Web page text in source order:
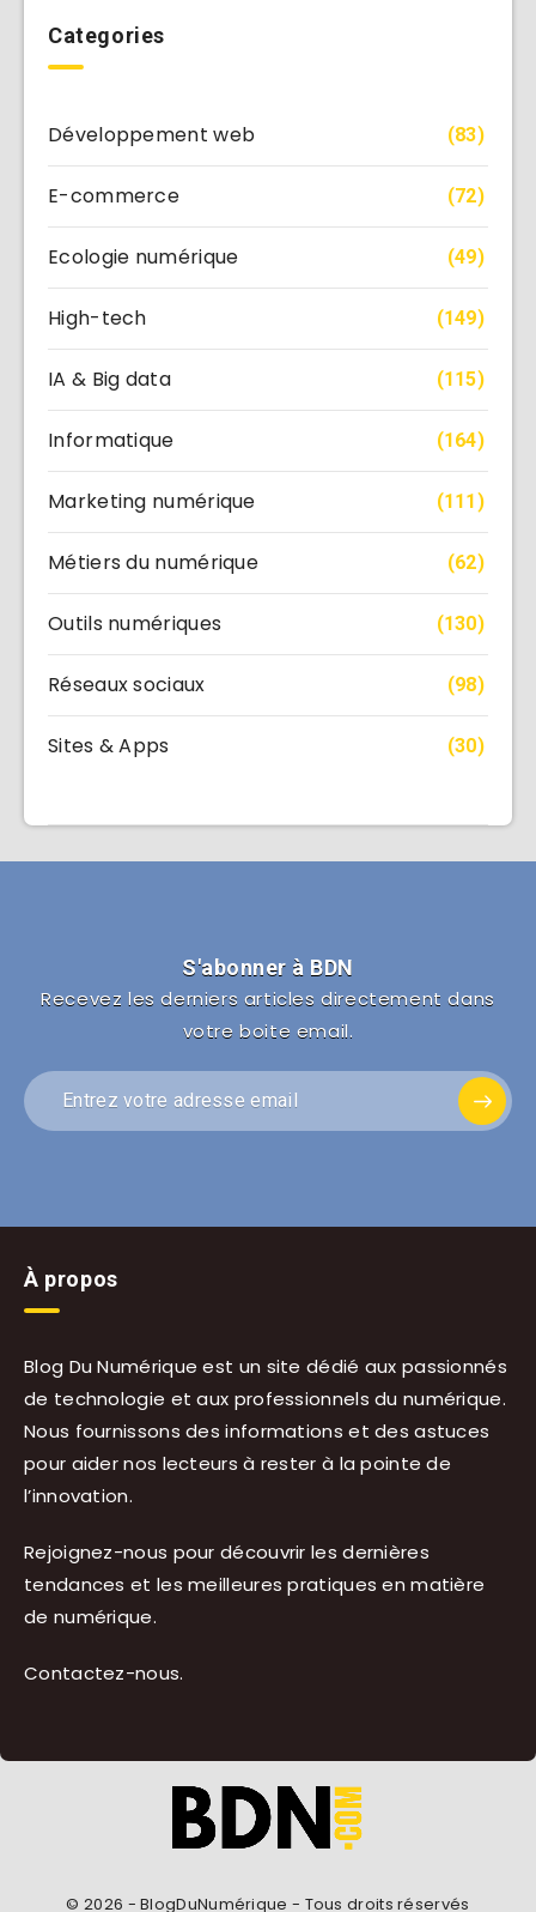
Categories
Développement web (83)
E-commerce (72)
Ecologie numérique (49)
High-tech (149)
IA & Big data (115)
Informatique (164)
Marketing numérique (111)
Métiers du numérique (62)
Outils numériques (130)
Réseaux sociaux (98)
Sites & Apps (30)
S'abonner à BDN
Recevez les derniers articles directement dans
votre boite email.
À propos
Blog Du Numérique est un site dédié aux passionnés
de technologie et aux professionnels du numérique.
Nous fournissons des informations et des astuces
pour aider nos lecteurs à rester à la pointe de
l’innovation.
Rejoignez-nous pour découvrir les dernières
tendances et les meilleures pratiques en matière
de numérique.
Contactez-nous.
© 2026 - BlogDuNumérique - Tous droits réservés